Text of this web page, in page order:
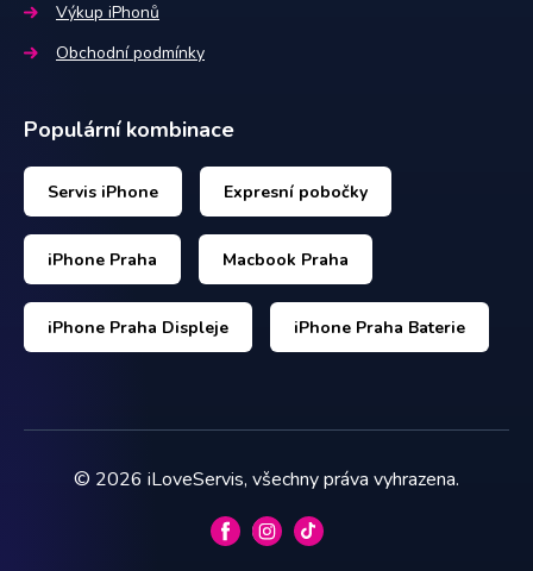
Výkup iPhonů
Obchodní podmínky
Populární kombinace
Servis iPhone Expresní pobočky
iPhone Praha Macbook Praha
iPhone Praha Displeje iPhone Praha Baterie
© 2026 iLoveServis, všechny práva vyhrazena.